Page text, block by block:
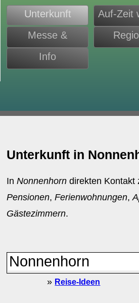
Unterkunft
Auf-Zeit
Messe &
Monteure
Info
Unterkunft in
InNonnenhorn direkten
Pensionen,Ferienwohnungen,
Gästezimmern.
» Reise-Ideen